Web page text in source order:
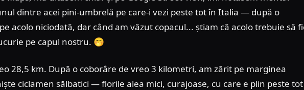
dintre acei pini-umbrelă pe care-i vezi peste tot în Italia — după o
acolo niciodată, dar când am văzut copacul... știam că acolo trebuie să
pe capul nostru. 🤭
28,5 km. După o coborâre de vreo 3 kilometri, am zărit pe marginea
ciclamen sălbatici — florile alea mici, curajoase, cu care e plin peste tot